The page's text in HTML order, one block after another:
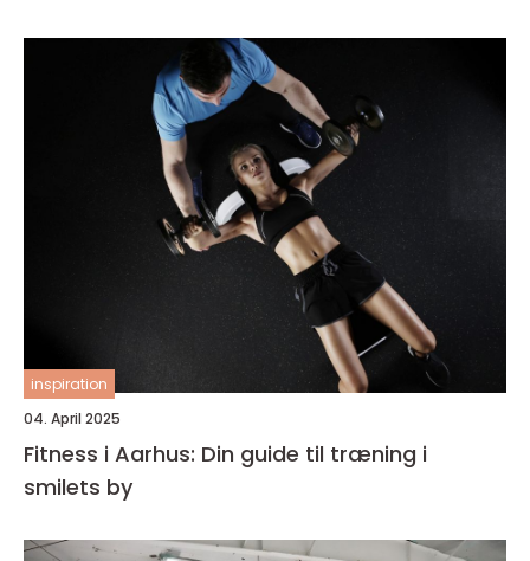
inspiration
04. April 2025
Fitness i Aarhus: Din guide til træning i
smilets by